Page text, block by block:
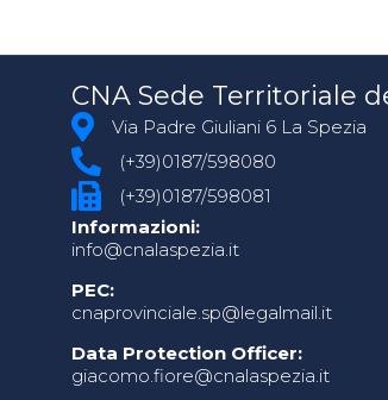
CNA Sede Territoriale
Via Padre Giuliani 6 La Spezia
(+39)0187/598080
(+39)0187/598081
Informazioni:
info@cnalaspezia.it
PEC:
cnaprovinciale.sp@legalmail.it
Data Protection Officer:
giacomo.fiore@cnalaspezia.it